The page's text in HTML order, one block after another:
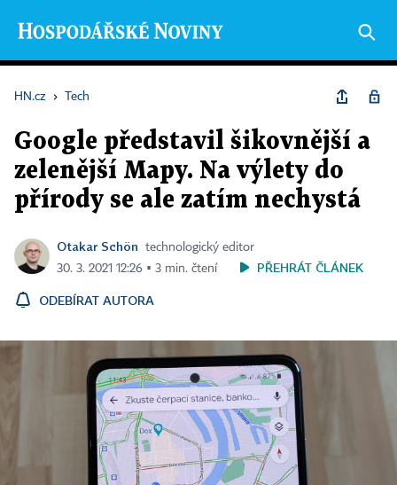
HN.cz › Tech
Google představil šikovnější a
zelenější Mapy. Na výlety do
přírody se ale zatím nechystá
Otakar Schön
technologický editor
30. 3. 2021 12:26 ▪ 3 min. čtení
PŘEHRÁT ČLÁNEK
ODEBÍRAT AUTORA